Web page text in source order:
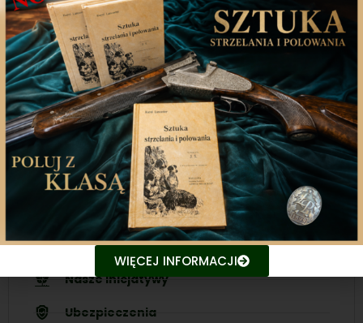
Aplikacja mobilna
Nasza aplikacja to doskonały towarzysz każdego
miłośnika łowiectwa, który pragnie pozostać na
bieżąco z najnowszymi treściami związanych stron.
Śledź aktualne wydarzenia
Udostępniaj treści znajomym
Nasze inicjatywy
Ubezpieczenia
WIĘCEJ INFORMACJI